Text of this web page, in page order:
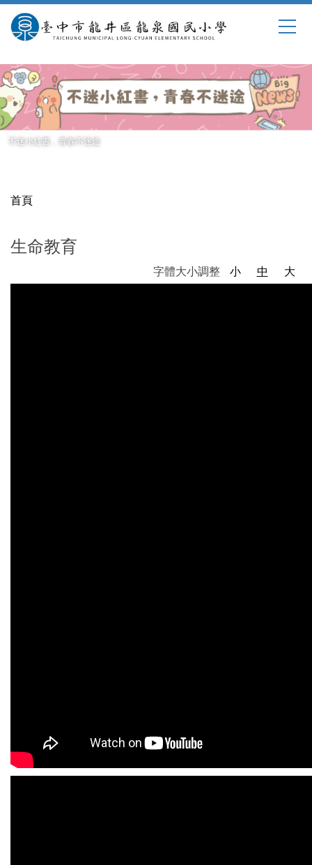
到
內
容
區
不迷小紅書，青春不迷途
首頁
生命教育
字體大小調整 小 中 大